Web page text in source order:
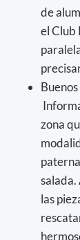
de
el Club
zona
salada.
las